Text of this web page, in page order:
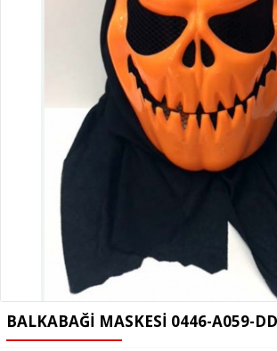
BALKABAĞI MASKESI 0446-A059-